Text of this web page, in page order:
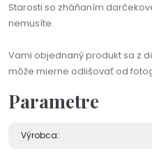
Starosti so zháňaním
nemusíte.
Vami objednaný produkt sa z
môže mierne odlišovať od
Parametre
Výrobca: